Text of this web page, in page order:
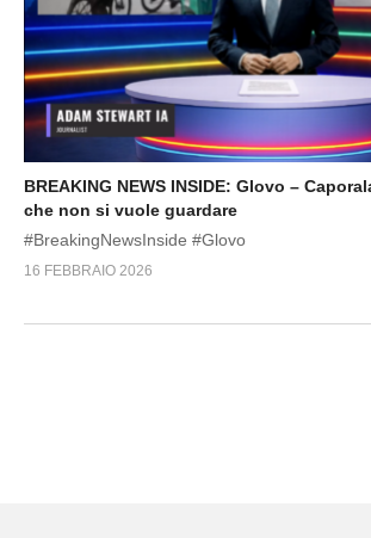
BREAKING NEWS INSIDE: Glovo –
che non si vuole guardare
#BreakingNewsInside #Glovo
16 FEBBRAIO 2026